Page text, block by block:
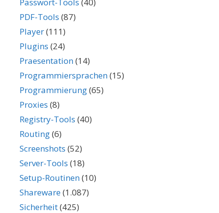
PDF-Tools (87)
Player(111)
Plugins (24)
Praesentation(14)
Programmiersprachen(15)
Programmierung(65)
Proxies (8)
Registry-Tools (40)
Routing(6)
Screenshots (52)
Server-Tools (18)
Setup-Routinen(10)
Shareware(1.087)
Sicherheit(425)